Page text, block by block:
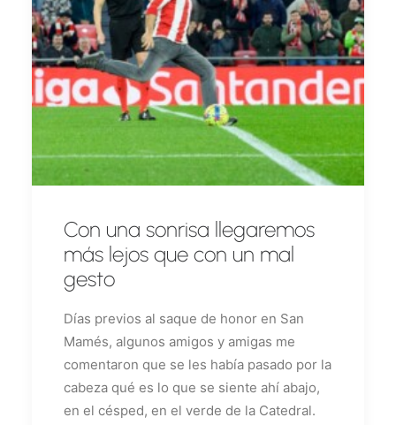
Con una sonrisa llegaremos
más lejos que con un mal
gesto
Días previos al saque de honor en San
Mamés, algunos amigos y amigas me
comentaron que se les había pasado por la
cabeza qué es lo que se siente ahí abajo,
en el césped, en el verde de la Catedral.